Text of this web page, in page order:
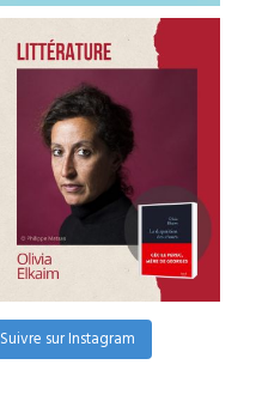
Suivre sur Instagram